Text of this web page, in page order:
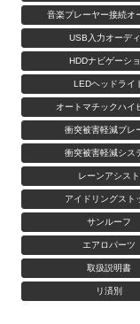
音楽プレーヤー接続オ
USB入力オーデ
HDDナビゲーシ
LEDヘッドライ
オートマチックハイ
衝突被害軽減ブレ
衝突被害軽減シス
レーンアシスト
アイドリングスト
サンルーフ
エアロパーツ
取扱説明書
リ済別